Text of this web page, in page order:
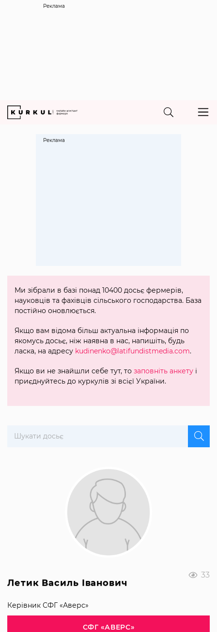
Реклама
33
Летик Василь Іванович
Керівник СФГ «Аверс»
СФГ «АВЕРС»
Ми зібрали в базі понад 10400 досьє фермерів,
науковців та фахівців сільського господарства. База
постійно оновлюється.
Якщо вам відома більш актуальна інформація по
якомусь досьє, ніж наявна в нас, напишіть, будь
ласка, на адресу kudinenko@latifundistmedia.com.
Якщо ви не знайшли себе тут, то заповніть анкету і
приєднуйтесь до куркулів зі всієї України.
Реклама